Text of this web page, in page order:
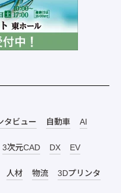
タビュー 自動車 AI
3次元CAD DX EV
人材 物流 3Dプリンタ